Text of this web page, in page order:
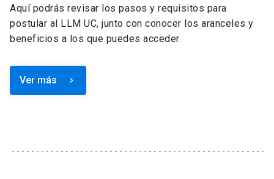
Aquí podrás revisar los pasos y requisitos para
postular al LLM UC, junto con conocer los aranceles y
beneficios a los que puedes acceder.
Ver más keyboard_arrow_right